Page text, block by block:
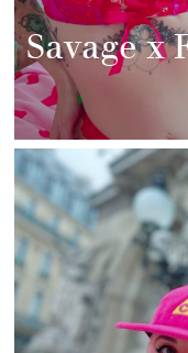
Savage x